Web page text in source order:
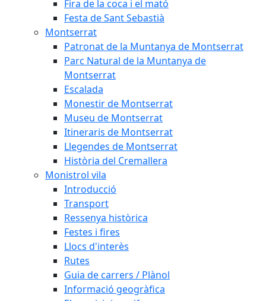
Fira de la coca i el mató
Festa de Sant Sebastià
Montserrat
Patronat de la Muntanya de Montserrat
Parc Natural de la Muntanya de
Montserrat
Escalada
Monestir de Montserrat
Museu de Montserrat
Itineraris de Montserrat
Llegendes de Montserrat
Història del Cremallera
Monistrol vila
Introducció
Transport
Ressenya històrica
Festes i fires
Llocs d'interès
Rutes
Guia de carrers / Plànol
Informació geogràfica